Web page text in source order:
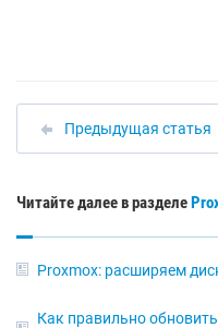
Предыдущая статья
Читайте далее в разделе
Proxmox: расширяем
Как правильно